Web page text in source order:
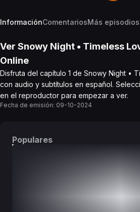
InformaciónComentariosMás episodios
Ver Snowy Night • Timeless
Online
Disfruta del capítulo 1 de Snowy Night •
con audio y subtítulos en español.
en el reproductor para empezar a ver.
Fecha de emisión: 09-10-2024
Populares